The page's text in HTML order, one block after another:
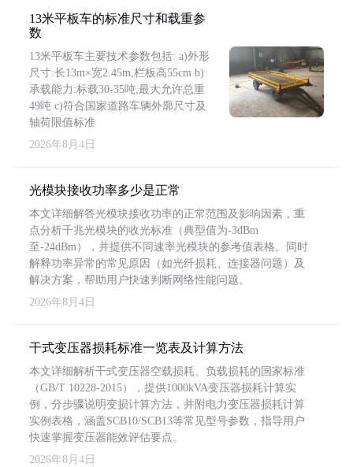
13米平板车的标准尺寸和载重参
数
13米平板车主要技术参数包括: a)外形
尺寸:长13m×宽2.45m,栏板高55cm b)
承载能力:标载30-35吨,最大允许总重
49吨 c)符合国家道路车辆外廓尺寸及
轴荷限值标准
2026年8月4日
光模块接收功率多少是正常
本文详细解答光模块接收功率的正常范围及影响因素，重
点分析千兆光模块的收光标准（典型值为-3dBm
至-24dBm），并提供不同速率光模块的参考值表格。同时
解释功率异常的常见原因（如光纤损耗、连接器问题）及
解决方案，帮助用户快速判断网络性能问题。
2026年8月4日
干式变压器损耗标准一览表及计算方法
本文详细解析干式变压器空载损耗、负载损耗的国家标准
（GB/T 10228-2015），提供1000kVA变压器损耗计算实
例，分步骤说明变损计算方法，并附电力变压器损耗计算
实例表格，涵盖SCB10/SCB13等常见型号参数，指导用户
快速掌握变压器能效评估要点。
2026年8月4日